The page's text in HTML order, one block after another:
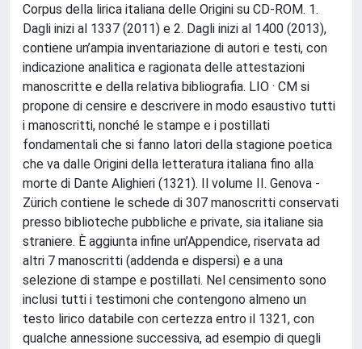
Corpus della lirica italiana delle Origini su CD-ROM. 1.
Dagli inizi al 1337 (2011) e 2. Dagli inizi al 1400 (2013),
contiene un’ampia inventariazione di autori e testi, con
indicazione analitica e ragionata delle attestazioni
manoscritte e della relativa bibliografia. LIO · CM si
propone di censire e descrivere in modo esaustivo tutti
i manoscritti, nonché le stampe e i postillati
fondamentali che si fanno latori della stagione poetica
che va dalle Origini della letteratura italiana fino alla
morte di Dante Alighieri (1321). Il volume II. Genova -
Zürich contiene le schede di 307 manoscritti conservati
presso biblioteche pubbliche e private, sia italiane sia
straniere. È aggiunta infine un’Appendice, riservata ad
altri 7 manoscritti (addenda e dispersi) e a una
selezione di stampe e postillati. Nel censimento sono
inclusi tutti i testimoni che contengono almeno un
testo lirico databile con certezza entro il 1321, con
qualche annessione successiva, ad esempio di quegli